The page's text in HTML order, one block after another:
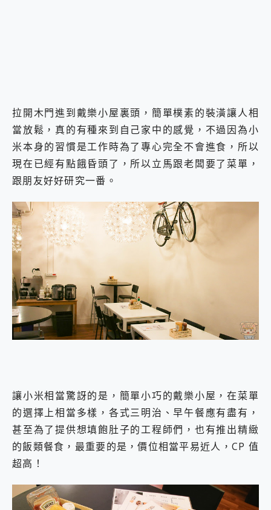
拉開木門進到戴樂小屋裏頭，簡單樸素的裝潢讓人相
當放鬆，真的有種來到自己家中的感覺，不過因為小
米本身的習慣是工作時為了專心完全不會進食，所以
現在已經有點餓昏頭了，所以立馬跟老闆要了菜單，
跟朋友好好研究一番。
讓小米相當驚訝的是，簡單小巧的戴樂小屋，在菜單
的選擇上相當多樣，各式三明治、早午餐應有盡有，
甚至為了提供想填飽肚子的工程師們，也有推出精緻
的飯類餐食，最重要的是，價位相當平易近人，CP 值
超高！